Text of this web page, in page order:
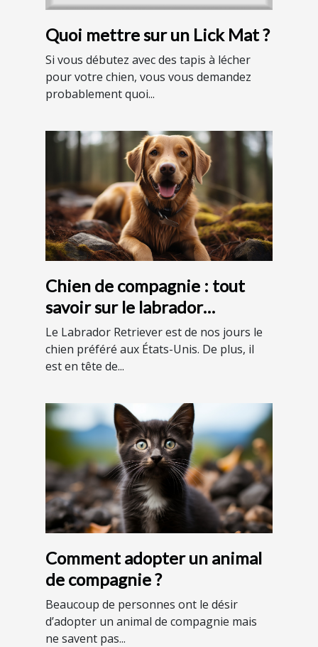
Quoi mettre sur un Lick Mat ?
Si vous débutez avec des tapis à lécher
pour votre chien, vous vous demandez
probablement quoi...
Chien de compagnie : tout
savoir sur le labrador
Retriever
Le Labrador Retriever est de nos jours le
chien préféré aux États-Unis. De plus, il
est en tête de...
Comment adopter un animal
de compagnie ?
Beaucoup de personnes ont le désir
d’adopter un animal de compagnie mais
ne savent pas...